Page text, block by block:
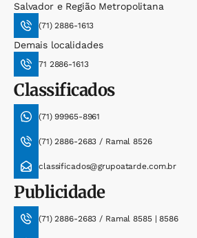
Salvador e Região Metropolitana
(71) 2886-1613
Demais localidades
71 2886-1613
Classificados
(71) 99965-8961
(71) 2886-2683 / Ramal 8526
classificados@grupoatarde.com.br
Publicidade
(71) 2886-2683 / Ramal 8585 | 8586